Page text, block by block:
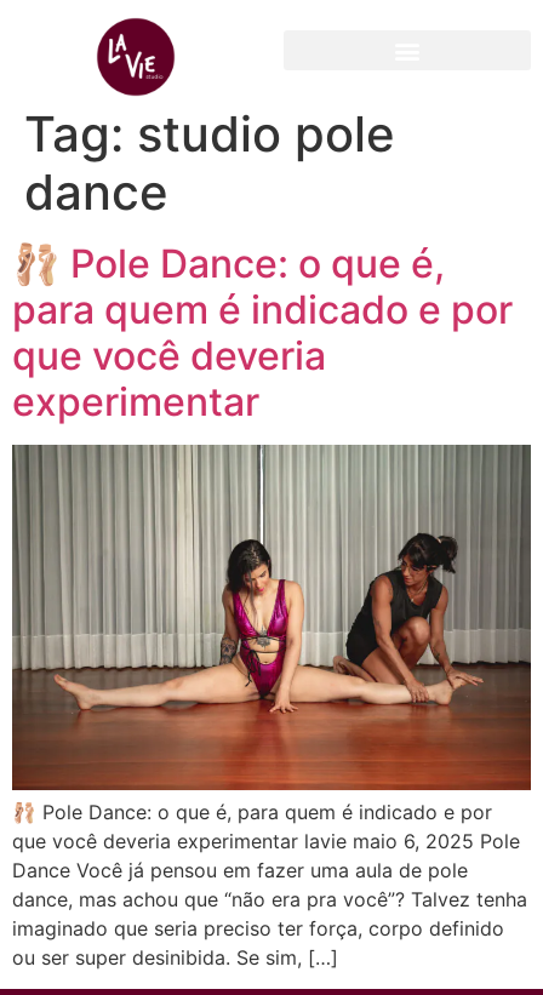
Tag: studio pole
dance
🩰 Pole Dance: o que é,
para quem é indicado e por
que você deveria
experimentar
🩰 Pole Dance: o que é, para quem é indicado e por
que você deveria experimentar lavie maio 6, 2025 Pole
Dance Você já pensou em fazer uma aula de pole
dance, mas achou que “não era pra você”? Talvez tenha
imaginado que seria preciso ter força, corpo definido
ou ser super desinibida. Se sim, […]